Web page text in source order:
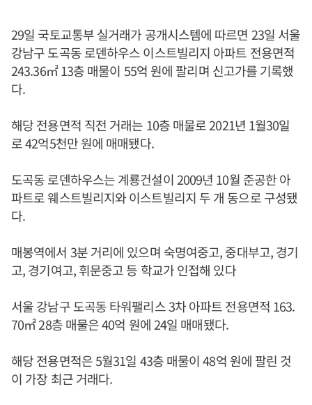
29일 국토교통부 실거래가 공개시스템에 따르면 23일 서울
강남구 도곡동 로덴하우스 이스트빌리지 아파트 전용면적
243.36㎡ 13층 매물이 55억 원에 팔리며 신고가를 기록했
다.
해당 전용면적 직전 거래는 10층 매물로 2021년 1월30일
로 42억5천만 원에 매매됐다.
도곡동 로덴하우스는 계룡건설이 2009년 10월 준공한 아
파트로 웨스트빌리지와 이스트빌리지 두 개 동으로 구성됐
다.
매봉역에서 3분 거리에 있으며 숙명여중고, 중대부고, 경기
고, 경기여고, 휘문중고 등 학교가 인접해 있다
서울 강남구 도곡동 타워팰리스 3차 아파트 전용면적 163.
70㎡ 28층 매물은 40억 원에 24일 매매됐다.
해당 전용면적은 5월31일 43층 매물이 48억 원에 팔린 것
이 가장 최근 거래다.